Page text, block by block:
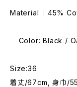
Material : 45%
Color: Black /
Size:36
着丈/67cm, 身巾/